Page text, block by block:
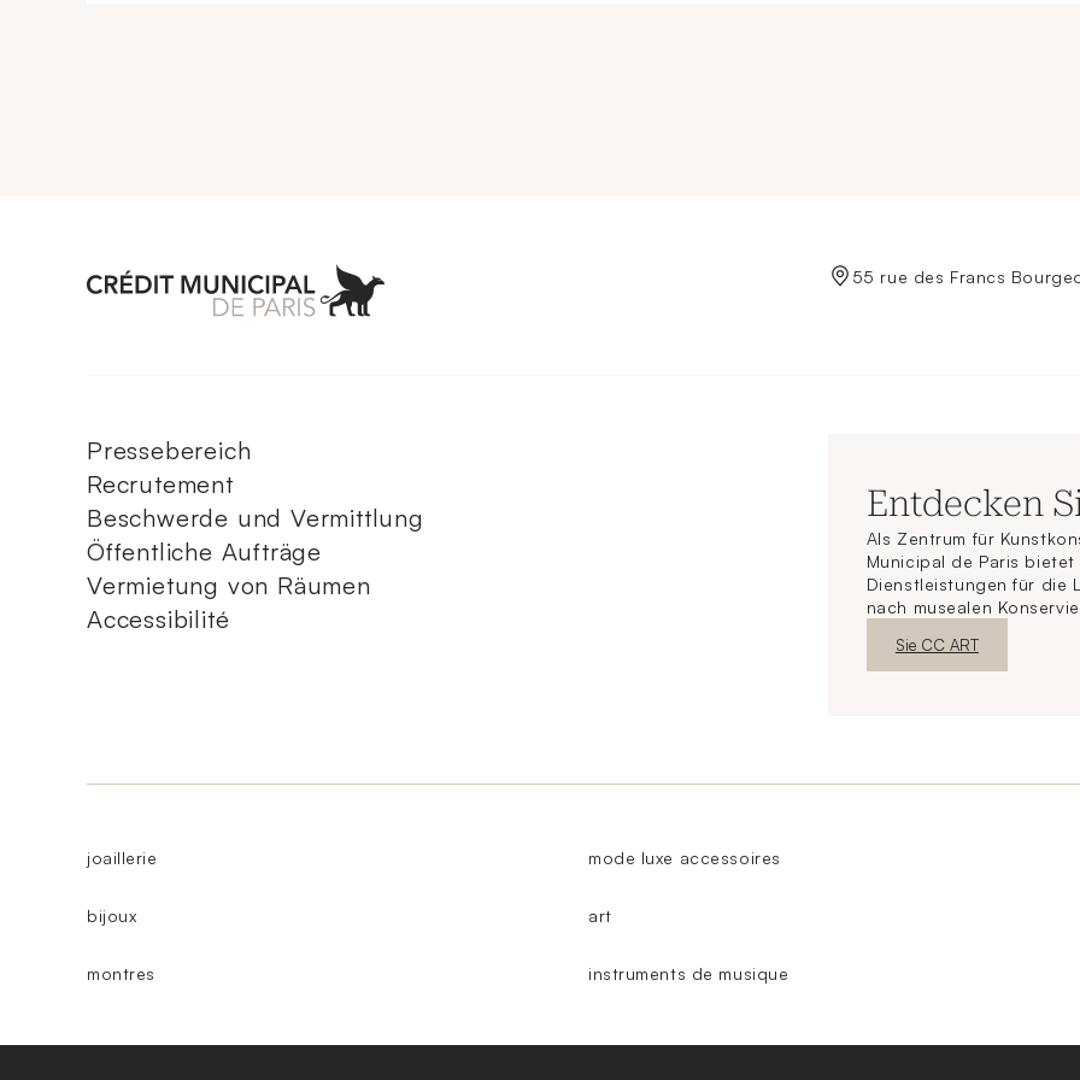
Aller à l'accueil de Crédit Municipal de Paris 55 rue des Francs
Pressebereich
Recrutement
Beschwerde und Vermittlung
Öffentliche Aufträge
Vermietung von Räumen
Accessibilité
Entdecken
Als Zentrum für
Municipal de Paris
Dienstleistungen für die
nach musealen
Neues FensterEntdecken
Sie CC ART
joaillerie
bijoux
montres
mode luxe accessoires
art
instruments de musique